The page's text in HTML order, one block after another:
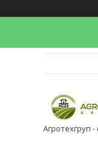
Агротехгруп -